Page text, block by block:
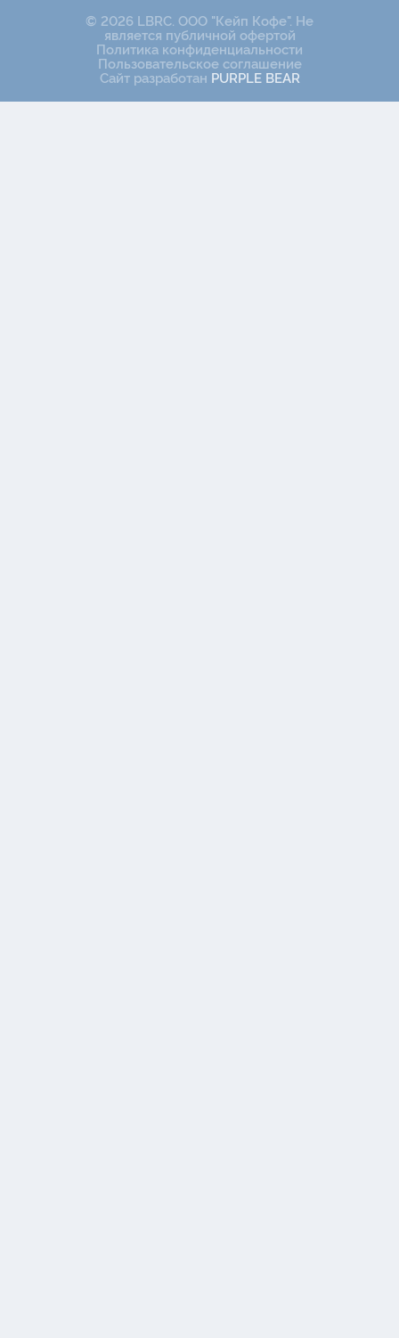
© 2026 LBRC. ООО "Кейп Кофе". Не
является публичной офертой
Политика конфиденциальности
Пользовательское соглашение
Сайт разработан PURPLE BEAR